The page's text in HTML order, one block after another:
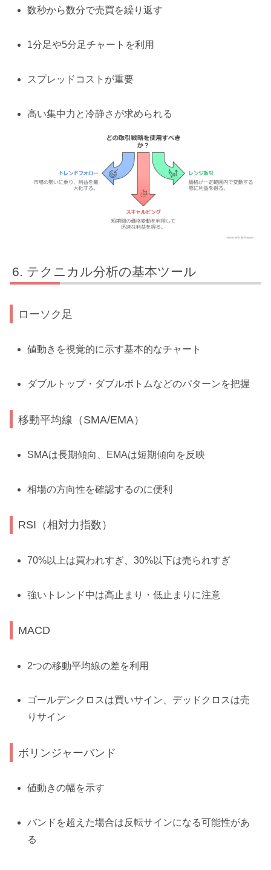
数秒から数分で売買を繰り返す
1分足や5分足チャートを利用
スプレッドコストが重要
高い集中力と冷静さが求められる
テクニカル分析の基本ツール
ローソク足
値動きを視覚的に示す基本的なチャート
ダブルトップ・ダブルボトムなどのパターンを把握
移動平均線（SMA/EMA）
SMAは長期傾向、EMAは短期傾向を反映
相場の方向性を確認するのに便利
RSI（相対力指数）
70%以上は買われすぎ、30%以下は売られすぎ
強いトレンド中は高止まり・低止まりに注意
MACD
2つの移動平均線の差を利用
ゴールデンクロスは買いサイン、デッドクロスは売
りサイン
ボリンジャーバンド
値動きの幅を示す
バンドを超えた場合は反転サインになる可能性があ
る